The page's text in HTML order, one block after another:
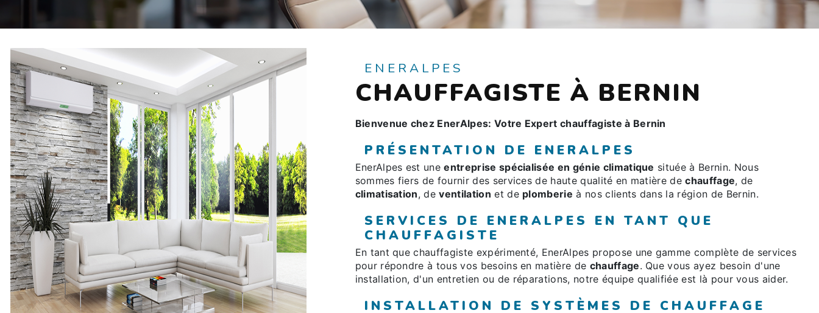
ENERALPES
CHAUFFAGISTE À BERNIN
Bienvenue chez EnerAlpes: Votre Expert chauffagiste à Bernin
PRÉSENTATION DE ENERALPES
EnerAlpes est uneentreprise spécialisée en génie climatique située à Bernin. Nous
sommes fiers de fournir des services de haute qualité en matière dechauffage, de
climatisation, deventilation et de plomberie à nos clients dans la région de Bernin.
SERVICES DE ENERALPES EN TANT QUE
CHAUFFAGISTE
En tant que chauffagiste expérimenté, EnerAlpes propose une gamme complète de services
pour répondre à tous vos besoins en matière de chauffage. Que vous ayez besoin d'une
installation, d'un entretien ou de réparations, notre équipe qualifiée est là pour vous aider.
INSTALLATION DE SYSTÈMES DE CHAUFFAGE